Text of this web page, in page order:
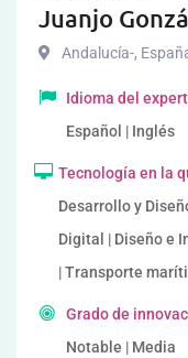
Juanjo
Andalucía-,
Idioma del
Español | Inglés
Tecnología en la
Desarrollo y
Digital | Diseño e
| Transporte
Grado de
Notable | Media